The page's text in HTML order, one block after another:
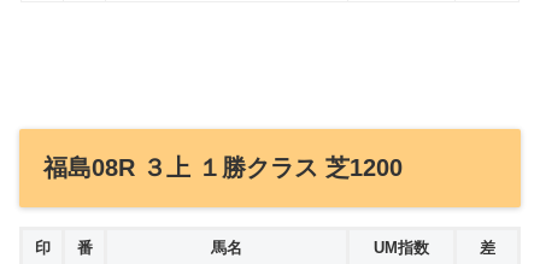
福島08R ３上 １勝クラス 芝1200
印 番 馬名 UM指数 差